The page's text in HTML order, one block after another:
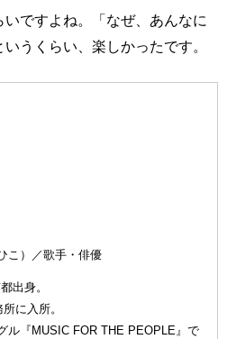
ですよね。「なぜ、あんなに
うくらい、楽しかったです。
こ）／歌手・俳優
出身。
に入所。
ル『MUSIC FOR THE PEOPLE』で